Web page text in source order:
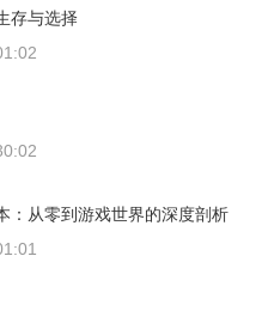
存与选择
：从零到游戏世界的深度剖析